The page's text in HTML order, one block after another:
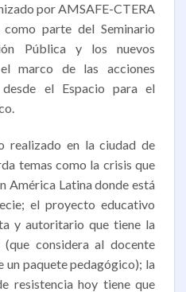
por AMSAFE-CTERA
parte del Seminario
Pública y los nuevos
marco de las acciones
el Espacio para el
realizado en la ciudad de
temas como la crisis que
América Latina donde está
el proyecto educativo
y autoritario que tiene la
considera al docente
un paquete pedagógico); la
resistencia hoy tiene que